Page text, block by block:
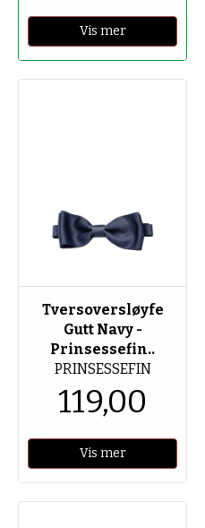
Vis mer
Tversoversløyfe
Gutt Navy -
Prinsessefin..
PRINSESSEFIN
119,00
Vis mer